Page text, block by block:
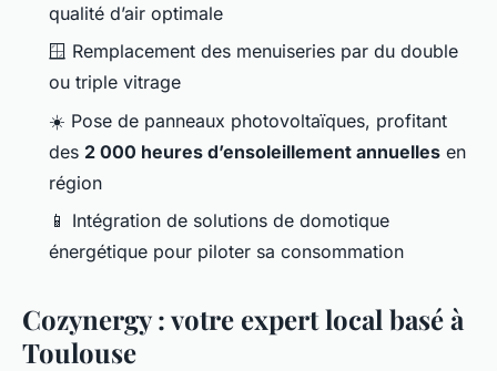
qualité d’air optimale
🪟 Remplacement des menuiseries par du double
ou triple vitrage
☀️ Pose de panneaux photovoltaïques, profitant
des 2 000 heures d’ensoleillement annuelles en
région
📱 Intégration de solutions de domotique
énergétique pour piloter sa consommation
Cozynergy : votre expert local basé à
Toulouse